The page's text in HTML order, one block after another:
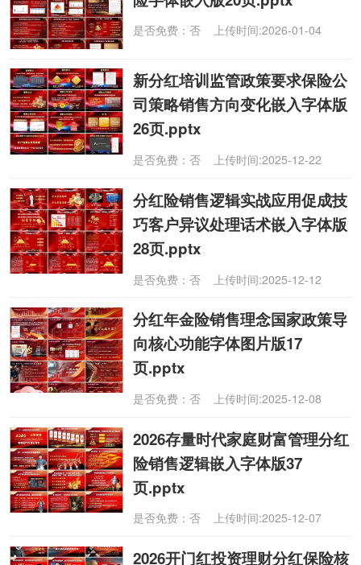
是否免费：否 上传时间:2026-01-04
新分红培训监管政策要求保险公
司策略销售方向变化嵌入字体版
26页.pptx
是否免费：否 上传时间:2025-12-22
分红险销售逻辑实战应用促成技
巧客户异议处理话术嵌入字体版
28页.pptx
是否免费：否 上传时间:2025-12-12
分红年金险销售理念国家政策导
向核心功能字体图片版17
页.pptx
是否免费：否 上传时间:2025-12-08
2026存量时代家庭财富管理分红
险销售逻辑嵌入字体版37
页.pptx
是否免费：否 上传时间:2025-12-07
2026开门红投资理财分红保险核